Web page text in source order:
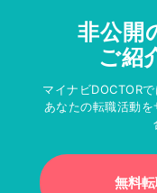
非公開
ご紹
マイナビDOCTOR
あなたの転職活動
無料